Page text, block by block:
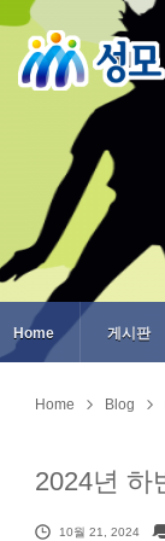
Home 게시판
Home Blog
2024년 하
10월 21, 2024